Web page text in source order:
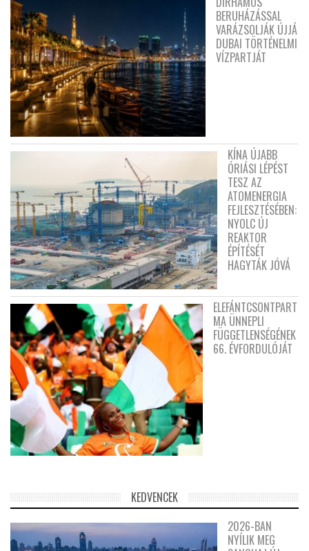
BERUHÁZÁSSAL
VARÁZSOLJÁK ÚJJÁ
DUBAI TÖRTÉNELMI
VÍZPARTJÁT
KÍNA ÚJABB
ÓRIÁSI LÉPÉST
TESZ AZ
ATOMENERGIA
FEJLESZTÉSÉBEN:
NYOLC ÚJ
REAKTOR
ÉPÍTÉSÉT
HAGYTÁK JÓVÁ
ELEFÁNTCSONTPART
MA ÜNNEPLI
FÜGGETLENSÉGÉNEK
66. ÉVFORDULÓJÁT
KEDVENCEK
2026-BAN
NYÍLIK MEG